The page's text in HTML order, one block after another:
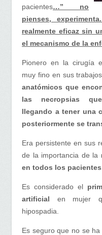
pacientes…” no
pienses,
realmente eficaz sin
el mecanismo de la
Pionero en la cirugía
muy fino en sus
anatómicos que
las necropsias
llegando a tener una
posteriormente se
Era persistente en sus
de la importancia de la
en todos los pacientes
Es considerado el
artificial en mujer
hipospadia.
Es seguro que no se